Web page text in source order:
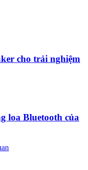
cho trải nghiệm
loa Bluetooth của